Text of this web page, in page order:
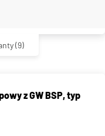
(9)
z GW BSP, typ